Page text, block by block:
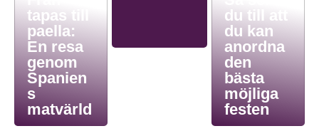
tapas till
paella:
En resa
genom
Spanien
s
matvärld
du till att
du kan
anordna
den
bästa
möjliga
festen